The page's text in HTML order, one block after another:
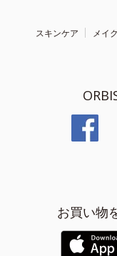
スキンケア メイク
お買い物